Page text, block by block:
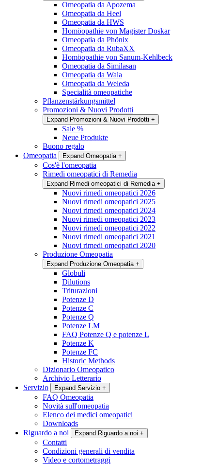
Omeopatia da Apozema
Omeopatia da Heel
Omeopatia da HWS
Homöopathie von Magister Doskar
Omeopatia da Phönix
Omeopatia da RubaXX
Homöopathie von Sanum-Kehlbeck
Omeopatia da Similasan
Omeopatia da Wala
Omeopatia da Weleda
Specialità omeopatiche
Pflanzenstärkungsmittel
Promozioni & Nuovi Prodotti
Expand Promozioni & Nuovi Prodotti +
Sale %
Neue Produkte
Buono regalo
Omeopatia
Expand Omeopatia +
Cos'è l'omeopatia
Rimedi omeopatici di Remedia
Expand Rimedi omeopatici di Remedia +
Nuovi rimedi omeopatici 2026
Nuovi rimedi omeopatici 2025
Nuovi rimedi omeopatici 2024
Nuovi rimedi omeopatici 2023
Nuovi rimedi omeopatici 2022
Nuovi rimedi omeopatici 2021
Nuovi rimedi omeopatici 2020
Produzione Omeopatia
Expand Produzione Omeopatia +
Globuli
Dilutions
Triturazioni
Potenze D
Potenze C
Potenze Q
Potenze LM
FAQ Potenze Q e potenze L
Potenze K
Potenze FC
Historic Methods
Dizionario Omeopatico
Archivio Letterario
Servizio
Expand Servizio +
FAQ Omeopatia
Novità sull'omeopatia
Elenco dei medici omeopatici
Downloads
Riguardo a noi
Expand Riguardo a noi +
Contatti
Condizioni generali di vendita
Video e cortometraggi